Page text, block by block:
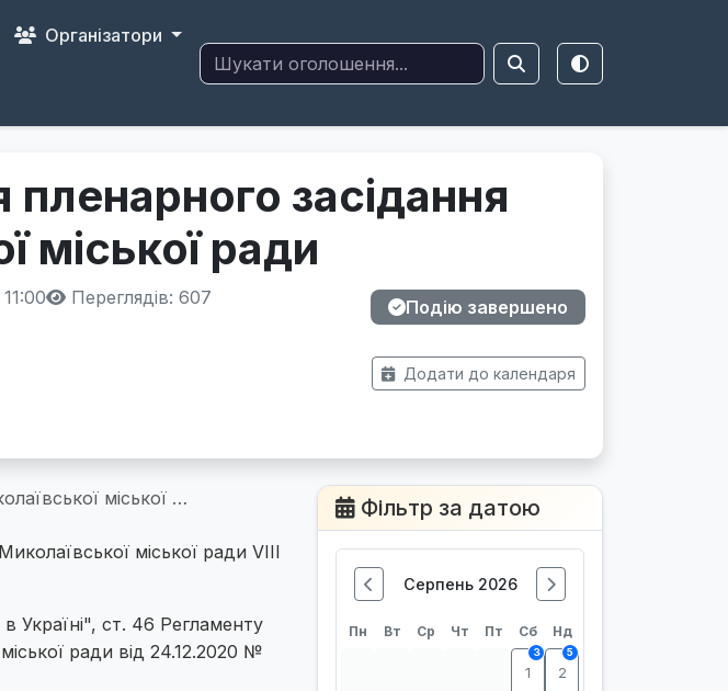
Організатори
засідання
міської ради
Переглядів: 607
Подію завершено
Додати до календаря
міської …
міської ради VІІІ
Україні", ст. 46 Регламенту
ради від 24.12.2020 №
Фільтр за датою
Серпень 2026
Пн Вт Ср Чт Пт Сб Нд
1
3
2
5